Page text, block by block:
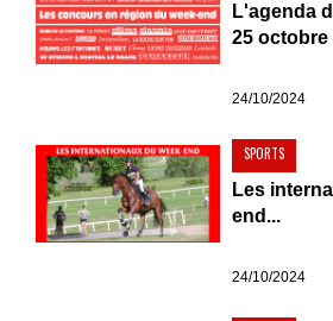
L'agenda
25 octobre
24/10/2024
SPORTS
Les
end...
24/10/2024